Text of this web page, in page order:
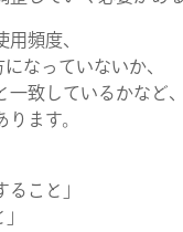
頻度、
なっていないか、
致しているかなど、
ます。
ること」